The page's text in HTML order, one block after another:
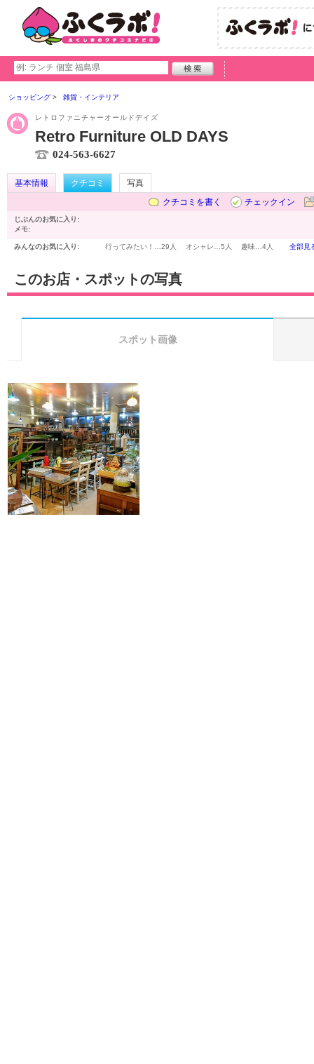
ショッピング 雑貨・インテリア
レトロファニチャーオールドデイズ
Retro Furniture OLD DAYS
024-563-6627
基本情報 クチコミ
写真
クチコミを書く
チェックイン
じぶんのお気に入り:
メモ:
みんなのお気に入り: 行ってみたい！… 29人 オシャレ… 5人 趣味… 4人 全部見
このお店・スポットの写真
スポット画像